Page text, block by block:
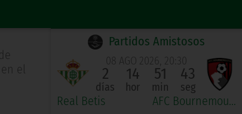
Partidos Amistosos
Real Betis
08 AGO 2026, 20:30
2
días
14
hor
51
min
43
seg
AFC Bournemouth
el